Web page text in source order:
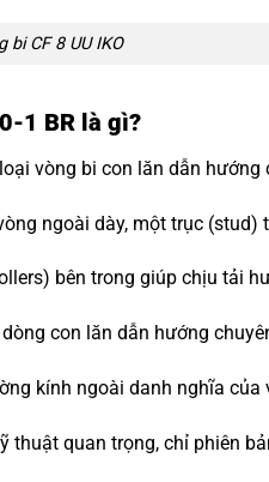
bi CF 8 UU IKO
1 BR là gì?
vòng bi con lăn dẫn hướng
ngoài dày, một trục (stud)
bên trong giúp chịu tải
con lăn dẫn hướng
kính ngoài danh nghĩa
thuật quan trọng, chỉ phiên